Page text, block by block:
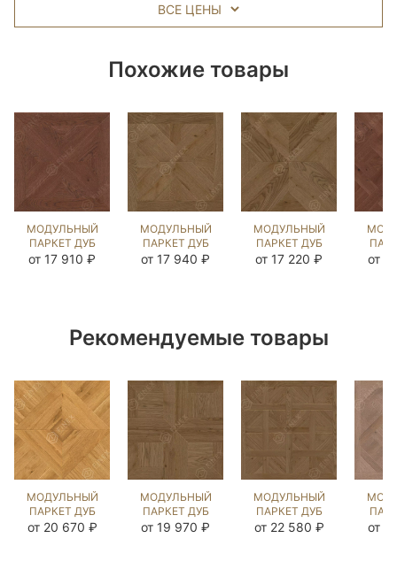
ВСЕ ЦЕНЫ
Похожие товары
МОДУЛЬНЫЙ
ПАРКЕТ ДУБ
ШЕНОНСО
от 17 910 ₽
МОДУЛЬНЫЙ
ПАРКЕТ ДУБ
КАСТЕЛЬ
от 17 940 ₽
МОДУЛЬНЫЙ
ПАРКЕТ ДУБ
АНЖЭ
от 17 220 ₽ от
Рекомендуемые товары
МОДУЛЬНЫЙ
ПАРКЕТ ДУБ
ЛИОН
от 20 670 ₽
МОДУЛЬНЫЙ
ПАРКЕТ ДУБ
КЕНИГ
от 19 970 ₽
МОДУЛЬНЫЙ
ПАРКЕТ ДУБ
МАРИАНТУАНЕТТЕ
от 22 580 ₽ от